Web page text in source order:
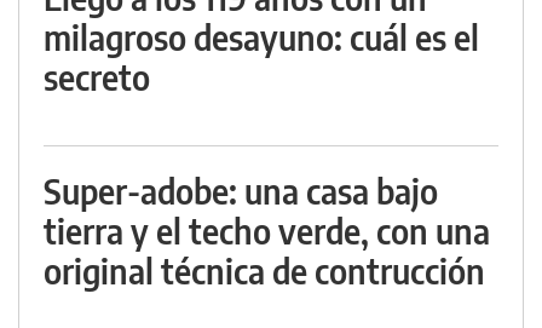
milagroso desayuno: cuál es el
secreto
Super-adobe: una casa bajo
tierra y el techo verde, con una
original técnica de contrucción